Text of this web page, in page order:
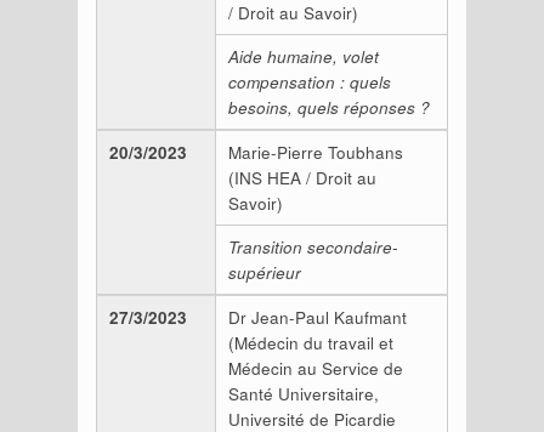
/ Droit au Savoir)
Aide humaine, volet
compensation : quels
besoins, quels réponses ?
20/3/2023
Marie-Pierre Toubhans
(INS HEA / Droit au
Savoir)
Transition secondaire-
supérieur
27/3/2023
Dr Jean-Paul Kaufmant
(Médecin du travail et
Médecin au Service de
Santé Universitaire,
Université de Picardie